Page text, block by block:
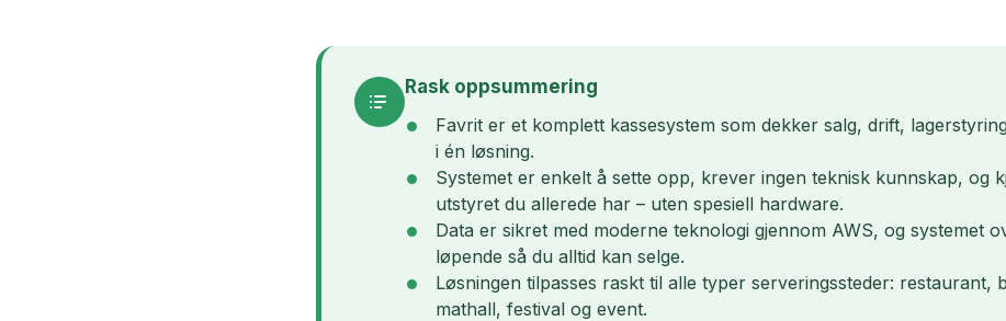
Rask oppsummering
Favrit er et komplett kassesystem som dekker salg, drift,
i én løsning.
Systemet er enkelt å sette opp, krever ingen teknisk kunnskap, og
utstyret du allerede har – uten spesiell hardware.
Data er sikret med moderne teknologi gjennom AWS, og systemet
løpende så du alltid kan selge.
Løsningen tilpasses raskt til alle typer serveringssteder: restaurant,
mathall, festival og event.